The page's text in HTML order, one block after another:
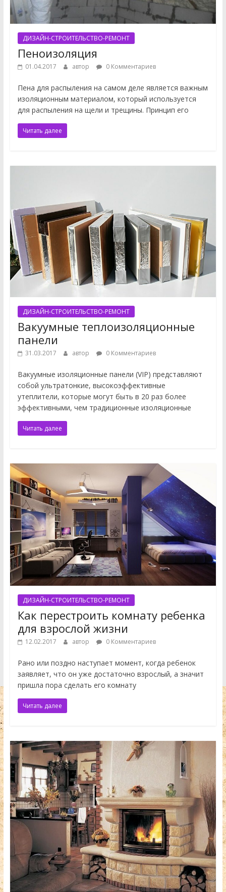
ДИЗАЙН-СТРОИТЕЛЬСТВО-РЕМОНТ
Пеноизоляция
01.04.2017 автор 0 Комментариев
Пена для распыления на самом деле является важным
изоляционным материалом, который используется
для распыления на щели и трещины. Принцип его
Читать далее
ДИЗАЙН-СТРОИТЕЛЬСТВО-РЕМОНТ
Вакуумные теплоизоляционные
панели
31.03.2017 автор 0 Комментариев
Вакуумные изоляционные панели (VIP) представляют
собой ультратонкие, высокоэффективные
утеплители, которые могут быть в 20 раз более
эффективными, чем традиционные изоляционные
Читать далее
ДИЗАЙН-СТРОИТЕЛЬСТВО-РЕМОНТ
Как перестроить комнату ребенка
для взрослой жизни
12.02.2017 автор 0 Комментариев
Рано или поздно наступает момент, когда ребенок
заявляет, что он уже достаточно взрослый, а значит
пришла пора сделать его комнату
Читать далее